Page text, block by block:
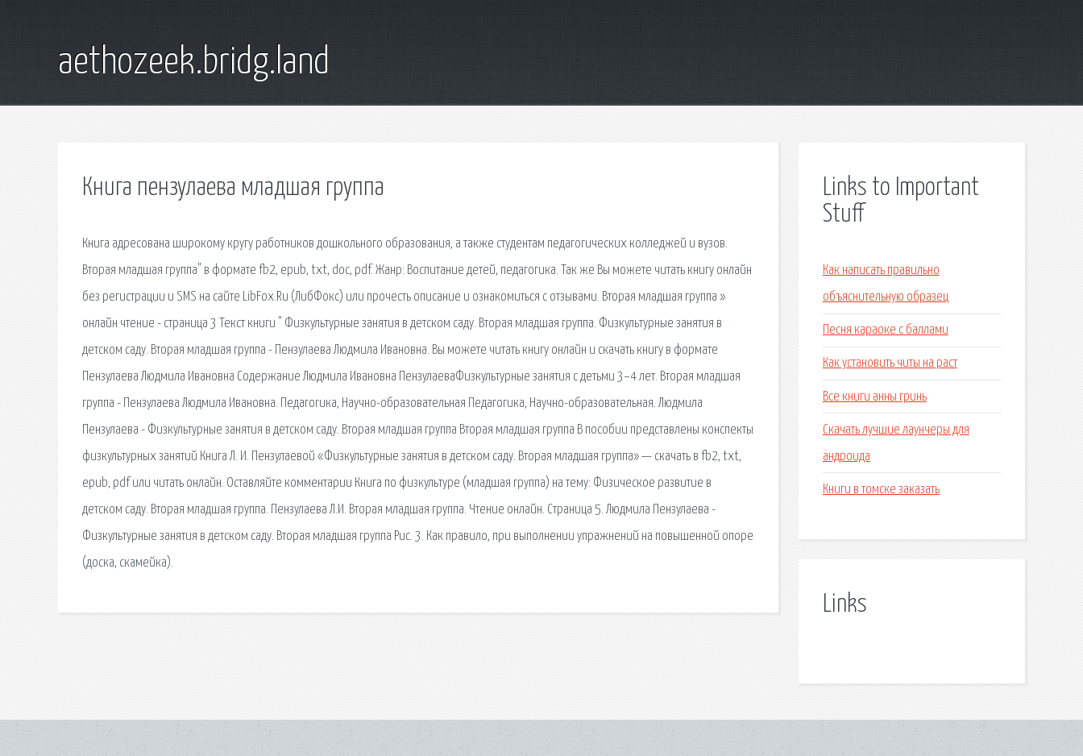
aethozeek.bridg.land
Книга пензулаева младшая группа
Книга адресована широкому кругу работников дошкольного образования, а также студентам педагогических колледжей и вузов.
Вторая младшая группа" в формате fb2, epub, txt, doc, pdf. Жанр: Воспитание детей, педагогика. Так же Вы можете читать книгу онлайн
без регистрации и SMS на сайте LibFox.Ru (ЛибФокс) или прочесть описание и ознакомиться с отзывами. Вторая младшая группа »
онлайн чтение - страница 3 Текст книги " Физкультурные занятия в детском саду. Вторая младшая группа. Физкультурные занятия в
детском саду. Вторая младшая группа - Пензулаева Людмила Ивановна. Вы можете читать книгу онлайн и скачать книгу в формате
Пензулаева Людмила Ивановна Содержание Людмила Ивановна ПензулаеваФизкультурные занятия с детьми 3–4 лет. Вторая младшая
группа - Пензулаева Людмила Ивановна. Педагогика, Научно-образовательная Педагогика, Научно-образовательная. Людмила
Пензулаева - Физкультурные занятия в детском саду. Вторая младшая группа Вторая младшая группа В пособии представлены конспекты
физкультурных занятий Книга Л. И. Пензулаевой «Физкультурные занятия в детском саду. Вторая младшая группа» — скачать в fb2, txt,
epub, pdf или читать онлайн. Оставляйте комментарии Книга по физкультуре (младшая группа) на тему: Физическое развитие в
детском саду. Вторая младшая группа. Пензулаева Л.И. Вторая младшая группа. Чтение онлайн. Страница 5. Людмила Пензулаева -
Физкультурные занятия в детском саду. Вторая младшая группа Рис. 3. Как правило, при выполнении упражнений на повышенной опоре
(доска, скамейка).
Links to Important
Stuff
Как написать правильно
объяснительную образец
Песня караоке с баллами
Как установить читы на раст
Все книги анны гринь
Скачать лучшие лаунчеры для
андроида
Книги в томске заказать
Links